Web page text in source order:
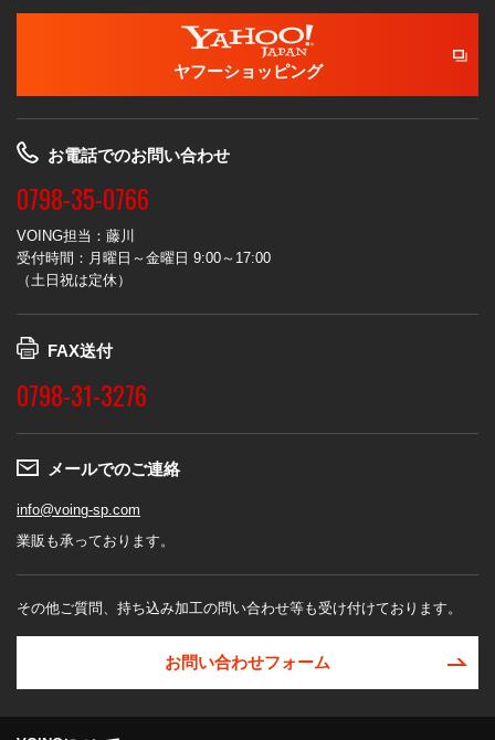
ヤフーショッピング
お電話でのお問い合わせ
0798-35-0766
VOING担当：藤川
受付時間：月曜日～金曜日 9:00～17:00
（土日祝は定休）
FAX送付
0798-31-3276
メールでのご連絡
info@voing-sp.com
業販も承っております。
その他ご質問、持ち込み加工の問い合わせ等も受け付けております。
お問い合わせフォーム